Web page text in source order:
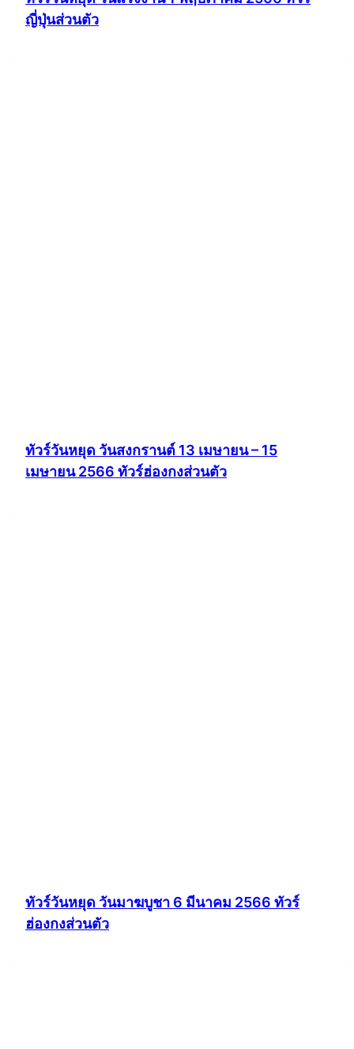
ญี่ปุ่นส่วนตัว
ทัวร์วันหยุด วันสงกรานต์ 13 เมษายน – 15
เมษายน 2566 ทัวร์ฮ่องกงส่วนตัว
ทัวร์วันหยุด วันมาฆบูชา 6 มีนาคม 2566 ทัวร์
ฮ่องกงส่วนตัว